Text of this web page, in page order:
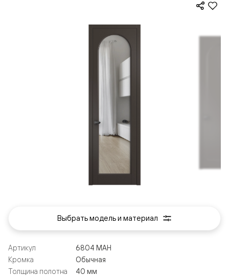
Артикул
6804 МАН
Кромка
Обычная
Толщина полотна
40 мм
Выбрать модель и материал